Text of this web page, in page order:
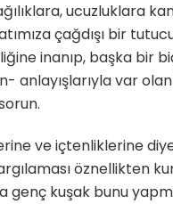
ucuzluklara
çağdışı bir
inanıp, başka bir
anlayışlarıyla var
ve içtenliklerine
öznellikten
kuşak bunu